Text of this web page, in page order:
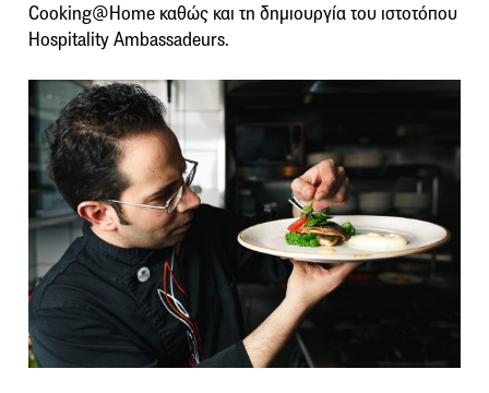
Cooking@Home καθώς και τη δημιουργία του ιστοτόπου
Hospitality Ambassadeurs.